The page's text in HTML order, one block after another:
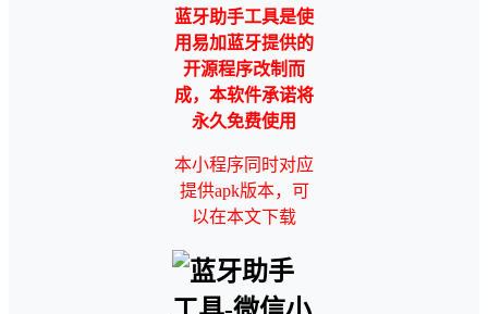
蓝牙助手工具是使
用易加蓝牙提供的
开源程序改制而
成，本软件承诺将
永久免费使用
本小程序同时对应
提供apk版本，可
以在本文下载